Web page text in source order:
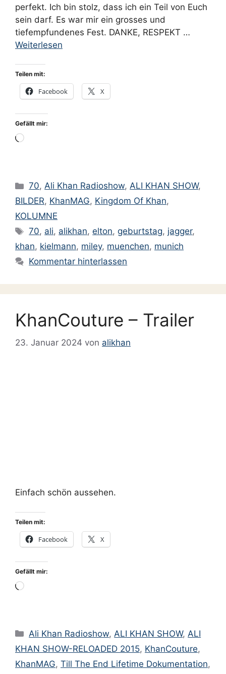
perfekt. Ich bin stolz, dass ich ein Teil von Euch
sein darf. Es war mir ein grosses und
tiefempfundenes Fest. DANKE, RESPEKT …
Weiterlesen
Teilen mit:
Facebook X
Gefällt mir:
Wird
Kategorien
70,Ali Khan Radioshow,ALI KHAN SHOW,
BILDER, KhanMAG, Kingdom Of Khan,
KOLUMNE
Schlagwörter
70, ali, alikhan,elton,geburtstag, jagger,
khan, kielmann, miley, muenchen, munich
Kommentar hinterlassen
KhanCouture – Trailer
23. Januar 2024 von alikhan
Einfach schön aussehen.
Teilen mit:
Facebook X
Gefällt mir:
Wird
Kategorien
Ali Khan Radioshow, ALI KHAN SHOW, ALI
KHAN SHOW-RELOADED 2015, KhanCouture,
KhanMAG, Till The End Lifetime Dokumentation,